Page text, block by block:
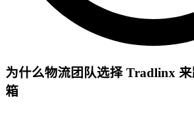
为什么物流团队选择 Tradlinx
箱